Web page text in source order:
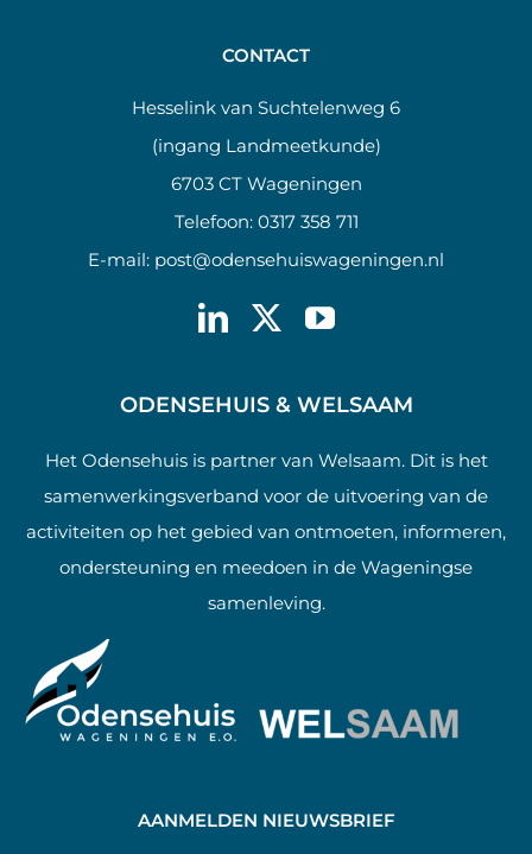
CONTACT
Hesselink van Suchtelenweg 6
(ingang Landmeetkunde)
6703 CT Wageningen
Telefoon: 0317 358 711
E-mail: post@odensehuiswageningen.nl
ODENSEHUIS & WELSAAM
Het Odensehuis is partner van Welsaam. Dit is het
samenwerkingsverband voor de uitvoering van de
activiteiten op het gebied van ontmoeten, informeren,
ondersteuning en meedoen in de Wageningse
samenleving.
AANMELDEN NIEUWSBRIEF